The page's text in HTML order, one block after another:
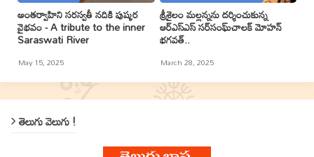
అంతర్వాహిని సరస్వతీ నదికి పుష్కర
వైభవం - A tribute to the inner
Saraswati River
May 15, 2025
శ్రీశైలం మల్లన్నను దర్శించుకున్న
ఆర్ఎస్ఎస్ సర్‌సంఘ్‌చాలక్ మోహన్
భగవత్..
March 28, 2025
తెలుగు వెలుగు !